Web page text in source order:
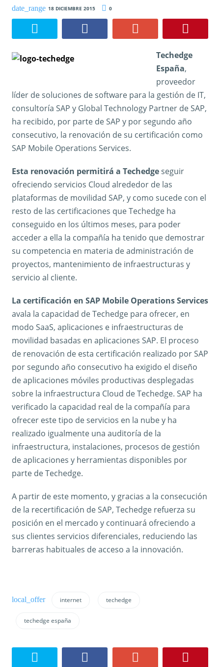
18 DICIEMBRE 2015
0
Techedge
España,
proveedor
líder de soluciones de software para la gestión de IT,
consultoría SAP y Global Technology Partner de SAP,
ha recibido, por parte de SAP y por segundo año
consecutivo, la renovación de su certificación como
SAP Mobile Operations Services.
Esta renovación permitirá a Techedgeseguir
ofreciendo servicios Cloud alrededor de las
plataformas de movilidad SAP, y como sucede con el
resto de las certificaciones que Techedge ha
conseguido en los últimos meses, para poder
acceder a ella la compañía ha tenido que demostrar
su competencia en materia de administración de
proyectos, mantenimiento de infraestructuras y
servicio al cliente.
La certificación en SAP Mobile Operations Services
avala la capacidad de Techedge para ofrecer, en
modo SaaS, aplicaciones e infraestructuras de
movilidad basadas en aplicaciones SAP. El proceso
de renovación de esta certificación realizado por SAP
por segundo año consecutivo ha exigido el diseño
de aplicaciones móviles productivas desplegadas
sobre la infraestructura Cloud de Techedge. SAP ha
verificado la capacidad real de la compañía para
ofrecer este tipo de servicios en la nube y ha
realizado igualmente una auditoría de la
infraestructura, instalaciones, procesos de gestión
de aplicaciones y herramientas disponibles por
parte de Techedge.
A partir de este momento, y gracias a la consecución
de la recertificación de SAP, Techedge refuerza su
posición en el mercado y continuará ofreciendo a
sus clientes servicios diferenciales, reduciendo las
barreras habituales de acceso a la innovación.
internet techedge
techedge españa